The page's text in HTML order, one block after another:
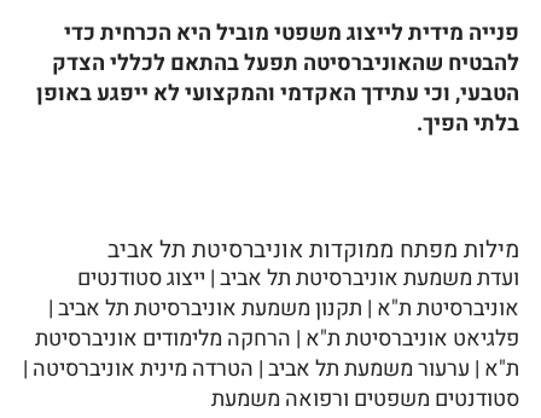
פנייה מידית לייצוג משפטי מוביל היא הכרחית כדי
להבטיח שהאוניברסיטה תפעל בהתאם לכללי הצדק
הטבעי, וכי עתידך האקדמי והמקצועי לא ייפגע באופן
בלתי הפיך.
מילות מפתח ממוקדות אוניברסיטת תל אביב
ועדת משמעת אוניברסיטת תל אביב | ייצוג סטודנטים
אוניברסיטת ת"א | תקנון משמעת אוניברסיטת תל אביב |
פלגיאט אוניברסיטת ת"א | הרחקה מלימודים אוניברסיטת
ת"א | ערעור משמעת תל אביב | הטרדה מינית אוניברסיטה |
סטודנטים משפטים ורפואה משמעת